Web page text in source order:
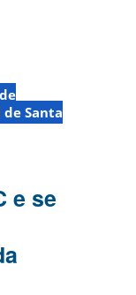
Santa
e se